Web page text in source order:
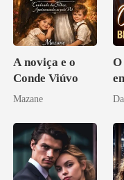
A noviça e o
Conde Viúvo
Mazane
O